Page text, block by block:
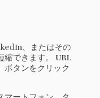
、またはその
縮できます。 URL
ボタンをクリック